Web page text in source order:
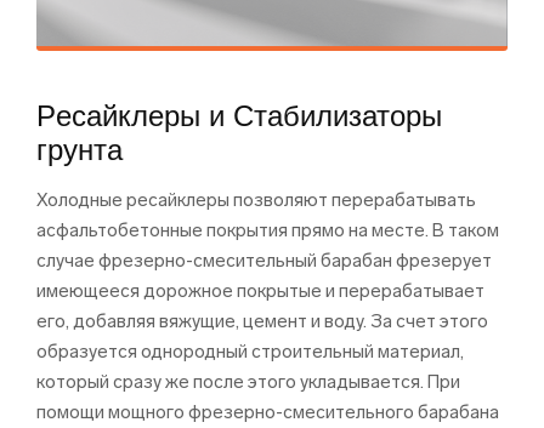
Pесайклеры и Cтабилизаторы
грунта
Холодные ресайклеры позволяют перерабатывать
асфальтобетонные покрытия прямо на месте. В таком
случае фрезерно-смесительный барабан фрезерует
имеющееся дорожное покрытые и перерабатывает
его, добавляя вяжущие, цемент и воду. За счет этого
образуется однородный строительный материал,
который сразу же после этого укладывается. При
помощи мощного фрезерно-смесительного барабана